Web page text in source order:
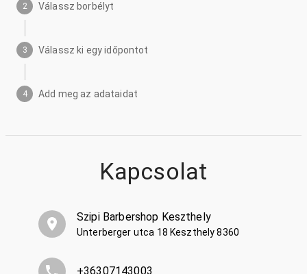
2 Válassz borbélyt
3 Válassz ki egy időpontot
4 Add meg az adataidat
Kapcsolat
Szipi Barbershop Keszthely
Unterberger utca 18 Keszthely 8360
+36307143003